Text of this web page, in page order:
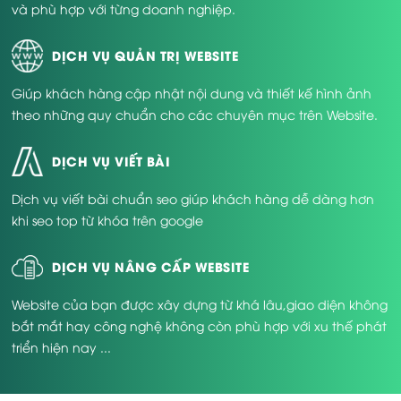
Thiết Kế Website Khách Sạn
lớn. Một khách sạn mini, nếu có thiết kế website khách
sạn thân thiện, chuyên nghiệp, hoàn toàn có thể cạnh
tranh ngang ngửa với những “ông lớn”. Sự khác biệt
và phù hợp với từng doanh nghiệp.
DỊCH VỤ QUẢN TRỊ WEBSITE
Giúp khách hàng cập nhật nội dung và thiết kế hình ảnh
theo những quy chuẩn cho các chuyên mục trên Website.
DỊCH VỤ VIẾT BÀI
Dịch vụ viết bài chuẩn seo giúp khách hàng dễ dàng hơn
khi seo top từ khóa trên google
DỊCH VỤ NÂNG CẤP WEBSITE
Website của bạn được xây dựng từ khá lâu,giao diện không
bắt mắt hay công nghệ không còn phù hợp với xu thế phát
triển hiện nay ...